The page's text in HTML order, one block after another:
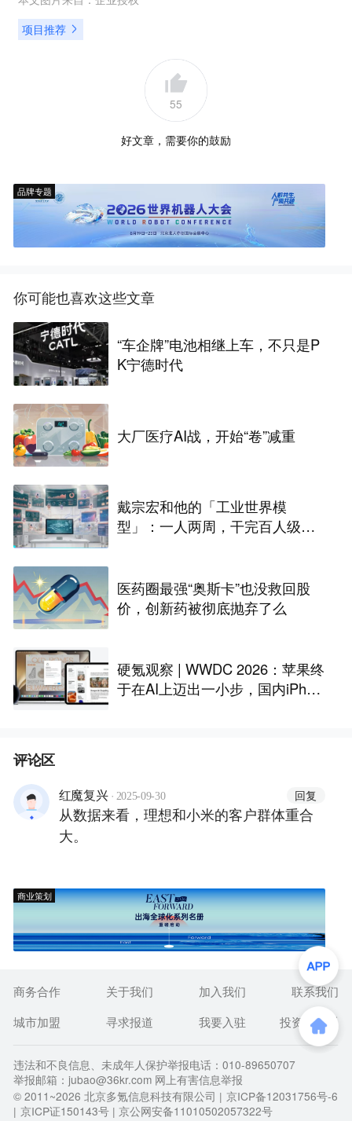
项目推荐
55
好文章，需要你的鼓励
品牌专题
你可能也喜欢这些文章
“车企牌”电池相继上车，不只是P
K宁德时代
大厂医疗AI战，开始“卷”减重
戴宗宏和他的「工业世界模
型」：一人两周，干完百人级定
医药圈最强“奥斯卡”也没救回股
价，创新药被彻底抛弃了么
硬氪观察 | WWDC 2026：苹果终
于在AI上迈出一小步，国内iPhon
评论区
红魔复兴 · 2025-09-30 回复
从数据来看，理想和小米的客户群体重合
大。
商业策划
商务合作 关于我们 加入我们
联系我们
城市加盟
寻求报道 我要入驻 投资者关系
违法和不良信息、未成年人保护举报电话：010-89650707
举报邮箱：jubao@36kr.com 网上有害信息举报
© 2011~2026 北京多氪信息科技有限公司 | 京ICP备12031756号-6
| 京ICP证150143号 | 京公网安备11010502057322号